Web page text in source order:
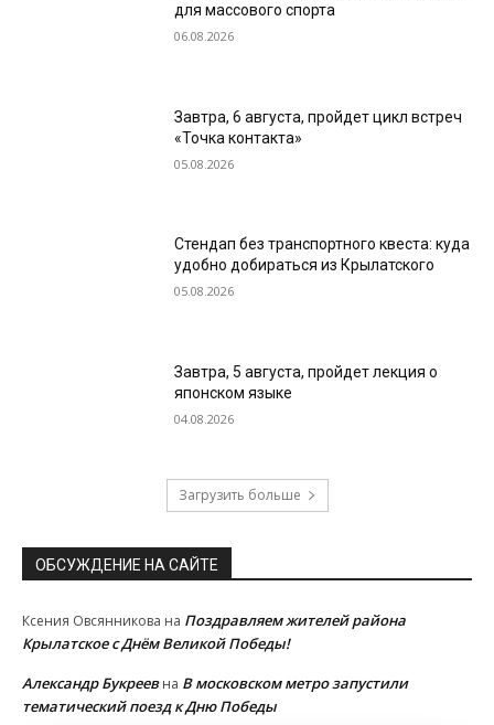
для массового спорта
06.08.2026
Завтра, 6 августа, пройдет цикл встреч
«Точка контакта»
05.08.2026
Стендап без транспортного квеста: куда
удобно добираться из Крылатского
05.08.2026
Завтра, 5 августа, пройдет лекция о
японском языке
04.08.2026
Загрузить больше
ОБСУЖДЕНИЕ НА САЙТЕ
Ксения Овсянникова на Поздравляем жителей района
Крылатское с Днём Великой Победы!
Александр Букреевна В московском метро запустили
тематический поезд к Дню Победы